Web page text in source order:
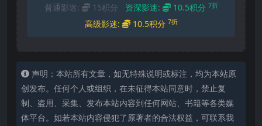
普通影迷: 15积分 资深影迷: 10.5积分 7折
高级影迷: 10.5积分 7折
声明：本站所有文章，如无特殊说明或标注，均为本站原
创发布。任何个人或组织，在未征得本站同意时，禁止复
制、盗用、采集、发布本站内容到任何网站、书籍等各类媒
体平台。如若本站内容侵犯了原著者的合法权益，可联系我